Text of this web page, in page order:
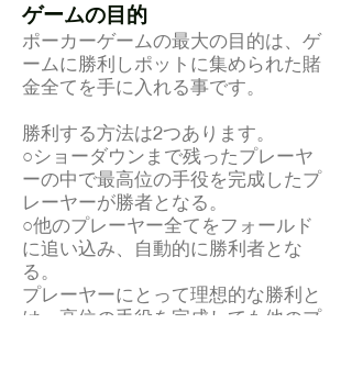
ゲームの目的
ポーカーゲームの最大の目的は、ゲ
ームに勝利しポットに集められた賭
金全てを手に入れる事です。
勝利する方法は2つあります。
○ショーダウンまで残ったプレーヤ
ーの中で最高位の手役を完成したプ
レーヤーが勝者となる。
○他のプレーヤー全てをフォールド
に追い込み、自動的に勝利者とな
る。
プレーヤーにとって理想的な勝利と
は、高位の手役を完成しても他のプ